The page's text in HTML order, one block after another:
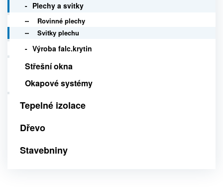
Plechy a svitky
Rovinné plechy
Svitky plechu
Výroba falc.krytin
Střešní okna
Okapové systémy
Tepelné izolace
Dřevo
Stavebniny